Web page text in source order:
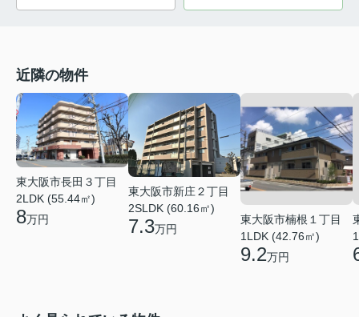
近隣の物件
東大阪市長田３丁目
2LDK (55.44㎡)
8万円
東大阪市新庄２丁目
2SLDK (60.16㎡)
7.3万円
東大阪市楠根１丁目
1LDK (42.76㎡)
9.2万円